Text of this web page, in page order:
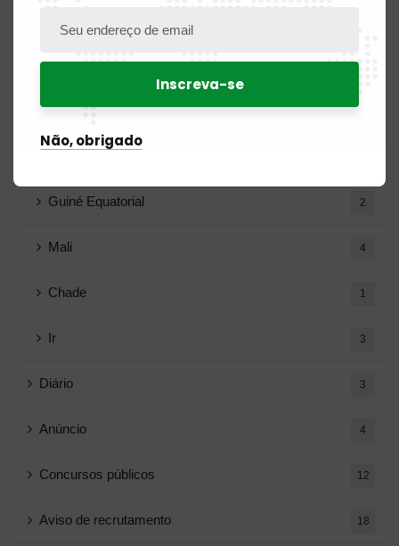
Gabão
Guiné
Guiné Equatorial 2
Mali 4
Chade 1
Ir 3
Diário 3
Anúncio 4
Concursos públicos 12
Aviso de recrutamento 18
Não, obrigado